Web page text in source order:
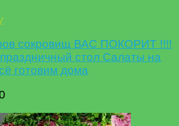
сокровищ ВАС ПОКОРИТ !!!!
стол Салаты на
готовим дома